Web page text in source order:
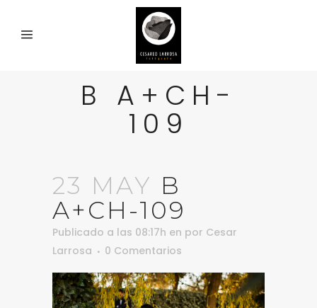
B A+CH-
109
23 MAY B
A+CH-109
Publicado a las 08:17h en por Cesar
Larrosa
0 Comentarios